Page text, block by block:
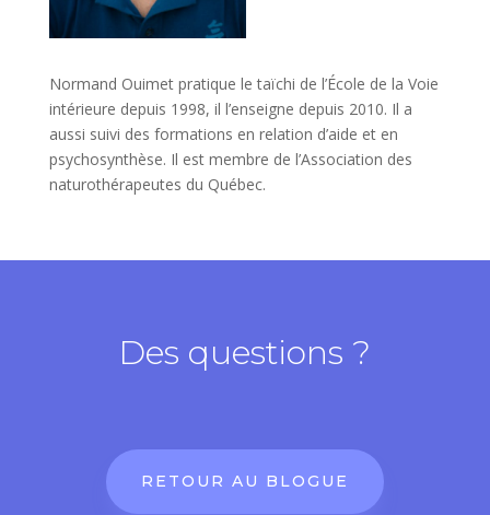
Normand Ouimet pratique le taïchi de l’École de la Voie
intérieure depuis 1998, il l’enseigne depuis 2010. Il a
aussi suivi des formations en relation d’aide et en
psychosynthèse. Il est membre de l’Association des
naturothérapeutes du Québec.
Des questions ?
RETOUR AU BLOGUE